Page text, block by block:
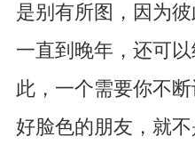
是别有所图，因为
一直到晚年，还可
此，一个需要你不
好脸色的朋友，就